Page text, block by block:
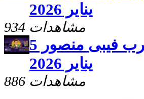
يناير 2026
934 مشاهدات
برنامج سلامى اعطيكم مع خادمة الرب فيبى منصور 5
يناير 2026
886 مشاهدات